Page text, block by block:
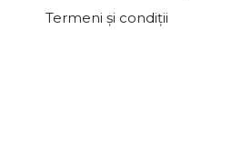
Termeni și condiții